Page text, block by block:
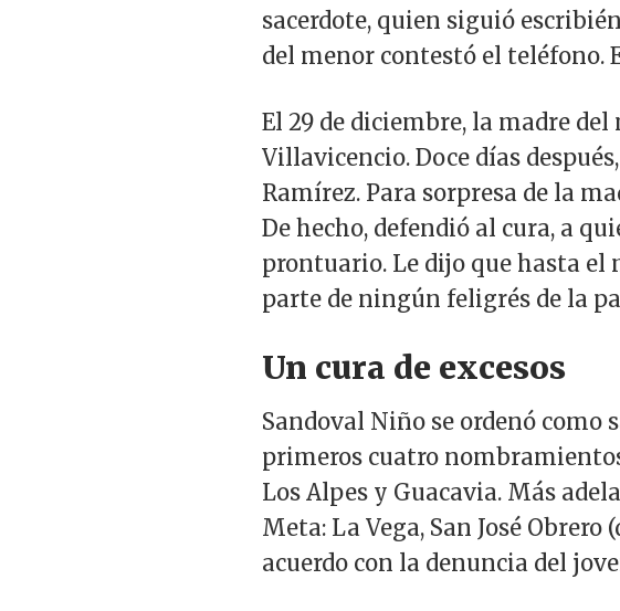
sacerdote, quien siguió
del menor contestó el teléfono.
El 29 de diciembre, la madre
Villavicencio. Doce días
Ramírez. Para sorpresa de la
De hecho, defendió al cura, a
prontuario. Le dijo que hasta el
parte de ningún feligrés de la
Un cura de excesos
Sandoval Niño se ordenó como
primeros cuatro
Los Alpes y Guacavia. Más
Meta: La Vega, San José
acuerdo con la denuncia del